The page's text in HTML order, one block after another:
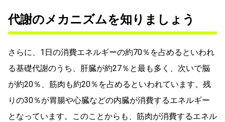
代謝のメカニズムを知りましょう
さらに、1日の消費エネルギーの約70％を占めるといわれ
る基礎代謝のうち、肝臓が約27％と最も多く、次いで脳
が約20％、筋肉も約20％を占めるといわれています。残
りの30％が胃腸や心臓などの内臓が消費するエネルギー
となっています。このことからも、筋肉が消費するエネル